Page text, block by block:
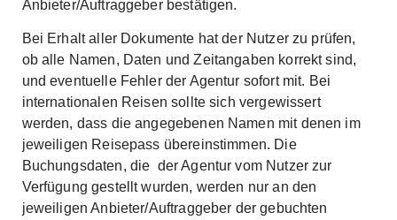
Anbieter/Auftraggeber bestätigen.
Bei Erhalt aller Dokumente hat der Nutzer zu prüfen,
ob alle Namen, Daten und Zeitangaben korrekt sind,
und eventuelle Fehler der Agentur sofort mit. Bei
internationalen Reisen sollte sich vergewissert
werden, dass die angegebenen Namen mit denen im
jeweiligen Reisepass übereinstimmen. Die
Buchungsdaten, die der Agentur vom Nutzer zur
Verfügung gestellt wurden, werden nur an den
jeweiligen Anbieter/Auftraggeber der gebuchten